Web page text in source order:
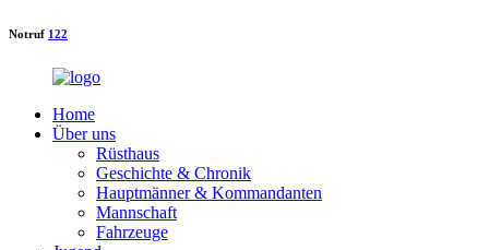
Notruf 122
Home
Über uns
Rüsthaus
Geschichte & Chronik
Hauptmänner & Kommandanten
Mannschaft
Fahrzeuge